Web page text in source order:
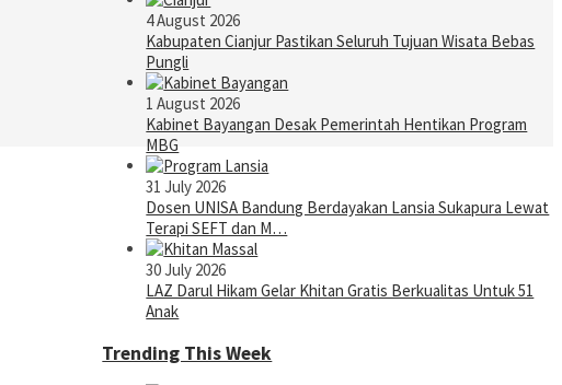
4 August 2026
Kabupaten Cianjur Pastikan Seluruh Tujuan Wisata Bebas
Pungli
1 August 2026
Kabinet Bayangan Desak Pemerintah Hentikan Program
MBG
31 July 2026
Dosen UNISA Bandung Berdayakan Lansia Sukapura Lewat
Terapi SEFT dan M…
30 July 2026
LAZ Darul Hikam Gelar Khitan Gratis Berkualitas Untuk 51
Anak
Trending This Week